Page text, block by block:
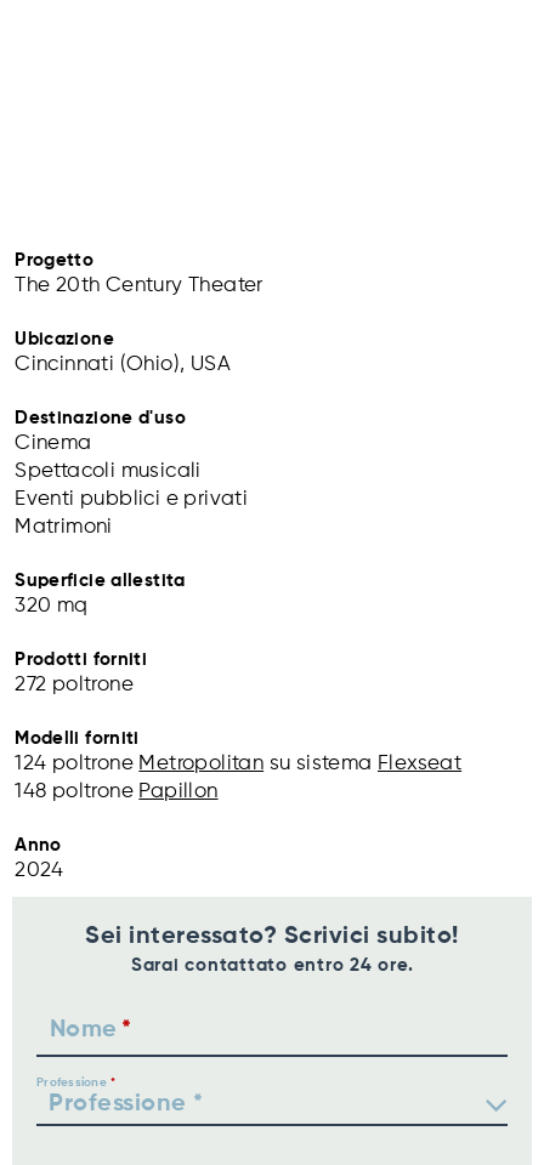
Progetto
The 20th Century Theater
Ubicazione
Cincinnati (Ohio), USA
Destinazione d'uso
Cinema
Spettacoli musicali
Eventi pubblici e privati
Matrimoni
Superficie allestita
320 mq
Prodotti forniti
272 poltrone
Modelli forniti
124 poltrone Metropolitan su sistema Flexseat
148 poltrone Papillon
Anno
2024
Sei interessato? Scrivici subito!
Sarai contattato entro 24 ore.
Nome
Professione